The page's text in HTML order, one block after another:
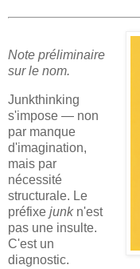
Note préliminaire
sur le nom.
Junkthinking
s'impose — non
par manque
d'imagination,
mais par
nécessité
structurale. Le
préfixe junkn'est
pas une insulte.
C'est un
diagnostic.